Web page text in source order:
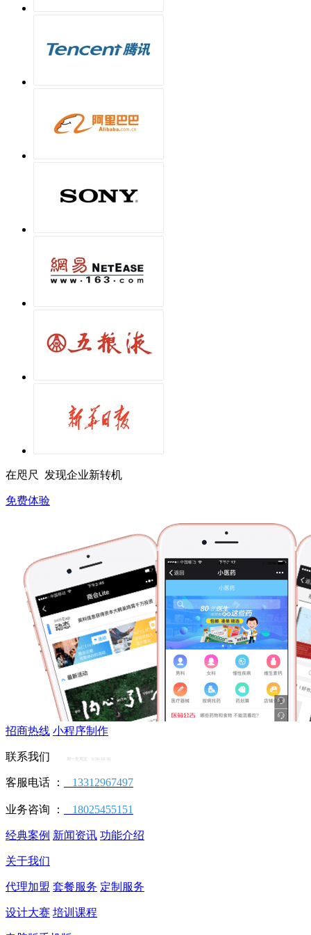
在咫尺 发现企业新转机
免费体验
招商热线 小程序制作
联系我们 周一至周五 9:30-18:30
客服电话 ： 13312967497
业务咨询 ： 18025455151
经典案例 新闻资讯 功能介绍
关于我们
代理加盟 套餐服务 定制服务
设计大赛 培训课程